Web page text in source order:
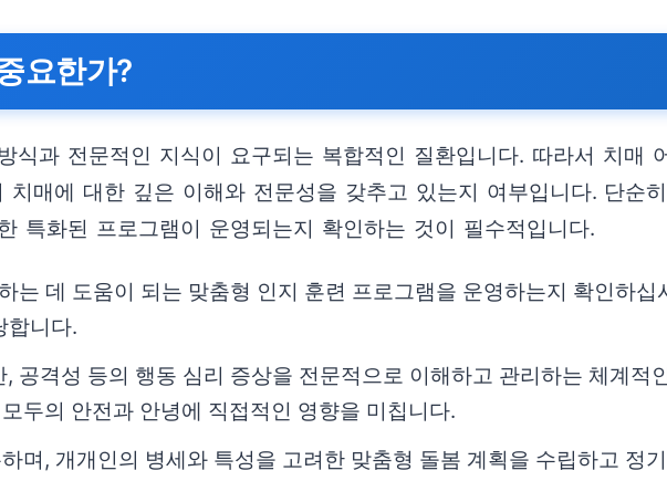
요한가?
식과 전문적인 지식이 요구되는 복합적인 질환입니다. 따라서 치매
매에 대한 깊은 이해와 전문성을 갖추고 있는지 여부입니다. 단순
특화된 프로그램이 운영되는지 확인하는 것이 필수적입니다.
는 데 도움이 되는 맞춤형 인지 훈련 프로그램을 운영하는지 확인하
합니다.
공격성 등의 행동 심리 증상을 전문적으로 이해하고 관리하는 체계적
두의 안전과 안녕에 직접적인 영향을 미칩니다.
며, 개개인의 병세와 특성을 고려한 맞춤형 돌봄 계획을 수립하고 정